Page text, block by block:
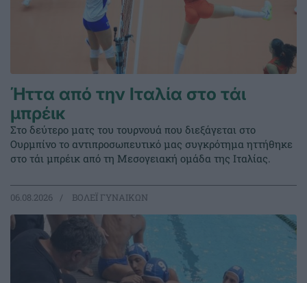
Ήττα από την Ιταλία στο τάι
μπρέικ
Στο δεύτερο ματς του τουρνουά που διεξάγεται στο
Ουρμπίνο το αντιπροσωπευτικό μας συγκρότημα ηττήθηκε
στο τάι μπρέικ από τη Μεσογειακή ομάδα της Ιταλίας.
06.08.2026 ΒΟΛΕΪ ΓΥΝΑΙΚΩΝ